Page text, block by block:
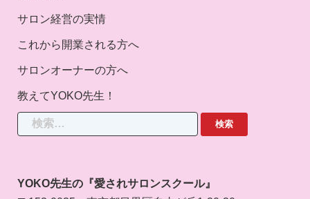
サロン経営の実情
これから開業される方へ
サロンオーナーの方へ
教えてYOKO先生！
索:
YOKO先生の『愛されサロンスクール』